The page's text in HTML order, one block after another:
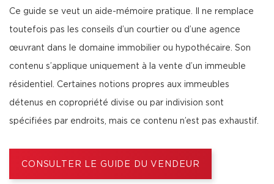
Ce guide se veut un aide-mémoire pratique. Il ne remplace
toutefois pas les conseils d’un courtier ou d’une agence
œuvrant dans le domaine immobilier ou hypothécaire. Son
contenu s’applique uniquement à la vente d’un immeuble
résidentiel. Certaines notions propres aux immeubles
détenus en copropriété divise ou par indivision sont
spécifiées par endroits, mais ce contenu n’est pas exhaustif.
CONSULTER LE GUIDE DU VENDEUR